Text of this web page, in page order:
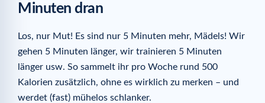
Minuten dran
Los, nur Mut! Es sind nur 5 Minuten mehr, Mädels! Wir
gehen 5 Minuten länger, wir trainieren 5 Minuten
länger usw. So sammelt ihr pro Woche rund 500
Kalorien zusätzlich, ohne es wirklich zu merken – und
werdet (fast) mühelos schlanker.